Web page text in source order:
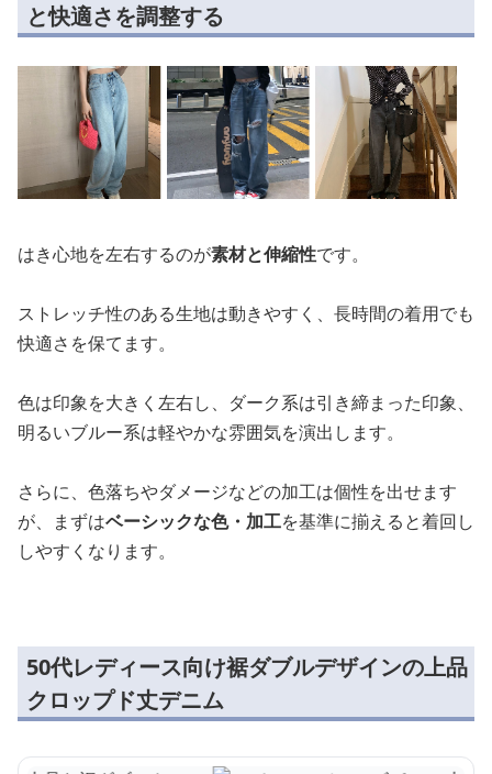
と快適さを調整する
はき心地を左右するのが素材と伸縮性です。
ストレッチ性のある生地は動きやすく、長時間の着用でも
快適さを保てます。
色は印象を大きく左右し、ダーク系は引き締まった印象、
明るいブルー系は軽やかな雰囲気を演出します。
さらに、色落ちやダメージなどの加工は個性を出せます
が、まずはベーシックな色・加工を基準に揃えると着回し
しやすくなります。
50代レディース向け裾ダブルデザインの上品
クロップド丈デニム